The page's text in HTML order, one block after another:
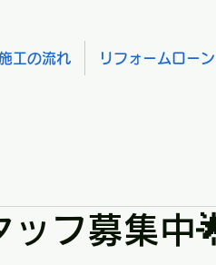
工の流れ リフォームローン
ッフ募集中